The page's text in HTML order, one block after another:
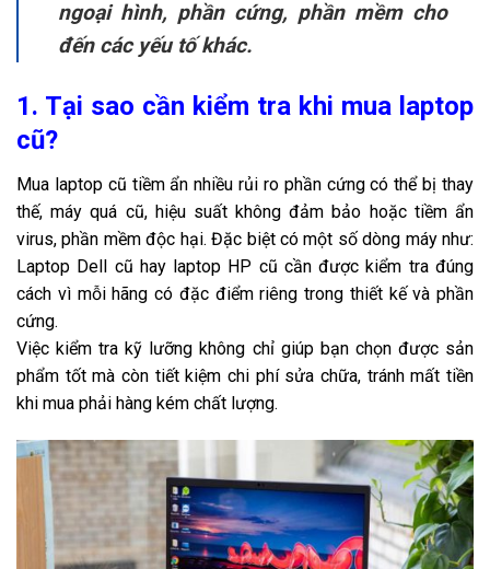
ngoại hình, phần cứng, phần mềm cho
đến các yếu tố khác.
1. Tại sao cần kiểm tra khi mua laptop
cũ?
Mua laptop cũ tiềm ẩn nhiều rủi ro phần cứng có thể bị thay
thế, máy quá cũ, hiệu suất không đảm bảo hoặc tiềm ẩn
virus, phần mềm độc hại. Đặc biệt có một số dòng máy như:
Laptop Dell cũ hay laptop HP cũ cần được kiểm tra đúng
cách vì mỗi hãng có đặc điểm riêng trong thiết kế và phần
cứng.
Việc kiểm tra kỹ lưỡng không chỉ giúp bạn chọn được sản
phẩm tốt mà còn tiết kiệm chi phí sửa chữa, tránh mất tiền
khi mua phải hàng kém chất lượng.